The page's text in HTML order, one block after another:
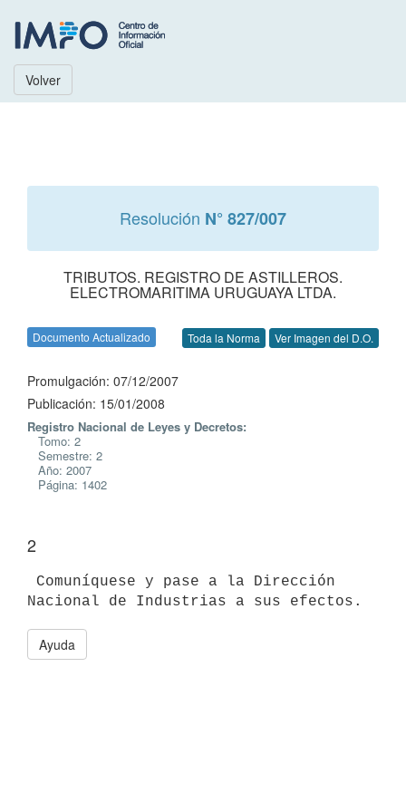
Volver
Resolución N° 827/007
TRIBUTOS. REGISTRO DE ASTILLEROS.
ELECTROMARITIMA URUGUAYA LTDA.
Documento Actualizado Toda la Norma Ver Imagen del D.O.
Promulgación: 07/12/2007
Publicación: 15/01/2008
Registro Nacional de Leyes y Decretos:
Tomo: 2
Semestre: 2
Año: 2007
Página: 1402
2
Ayuda